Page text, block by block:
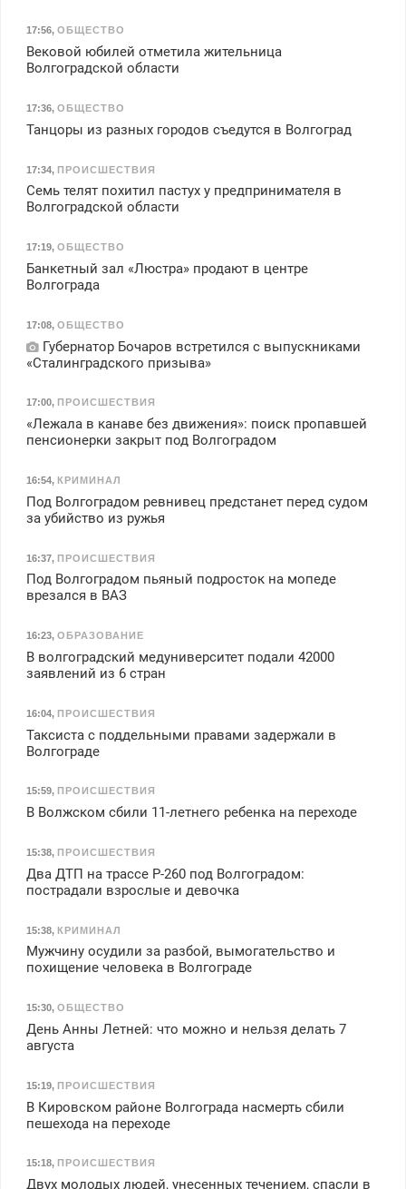
17:56, ОБЩЕСТВО
Вековой юбилей отметила жительница
Волгоградской области
17:36, ОБЩЕСТВО
Танцоры из разных городов съедутся в Волгоград
17:34, ПРОИСШЕСТВИЯ
Семь телят похитил пастух у предпринимателя в
Волгоградской области
17:19, ОБЩЕСТВО
Банкетный зал «Люстра» продают в центре
Волгограда
17:08, ОБЩЕСТВО
Губернатор Бочаров встретился с выпускниками
«Сталинградского призыва»
17:00, ПРОИСШЕСТВИЯ
«Лежала в канаве без движения»: поиск пропавшей
пенсионерки закрыт под Волгоградом
16:54, КРИМИНАЛ
Под Волгоградом ревнивец предстанет перед судом
за убийство из ружья
16:37, ПРОИСШЕСТВИЯ
Под Волгоградом пьяный подросток на мопеде
врезался в ВАЗ
16:23, ОБРАЗОВАНИЕ
В волгоградский медуниверситет подали 42000
заявлений из 6 стран
16:04, ПРОИСШЕСТВИЯ
Таксиста с поддельными правами задержали в
Волгограде
15:59, ПРОИСШЕСТВИЯ
В Волжском сбили 11-летнего ребенка на переходе
15:38, ПРОИСШЕСТВИЯ
Два ДТП на трассе Р-260 под Волгоградом:
пострадали взрослые и девочка
15:38, КРИМИНАЛ
Мужчину осудили за разбой, вымогательство и
похищение человека в Волгограде
15:30, ОБЩЕСТВО
День Анны Летней: что можно и нельзя делать 7
августа
15:19, ПРОИСШЕСТВИЯ
В Кировском районе Волгограда насмерть сбили
пешехода на переходе
15:18, ПРОИСШЕСТВИЯ
Двух молодых людей, унесенных течением, спасли в